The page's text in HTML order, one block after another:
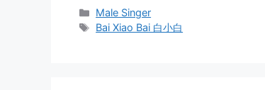
Categories
Male Singer
Tags
Bai Xiao Bai 白小白